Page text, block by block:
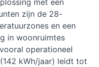
met een
zijn de 28-
en een
in woonruimtes
operationeel
kWh/jaar) leidt tot